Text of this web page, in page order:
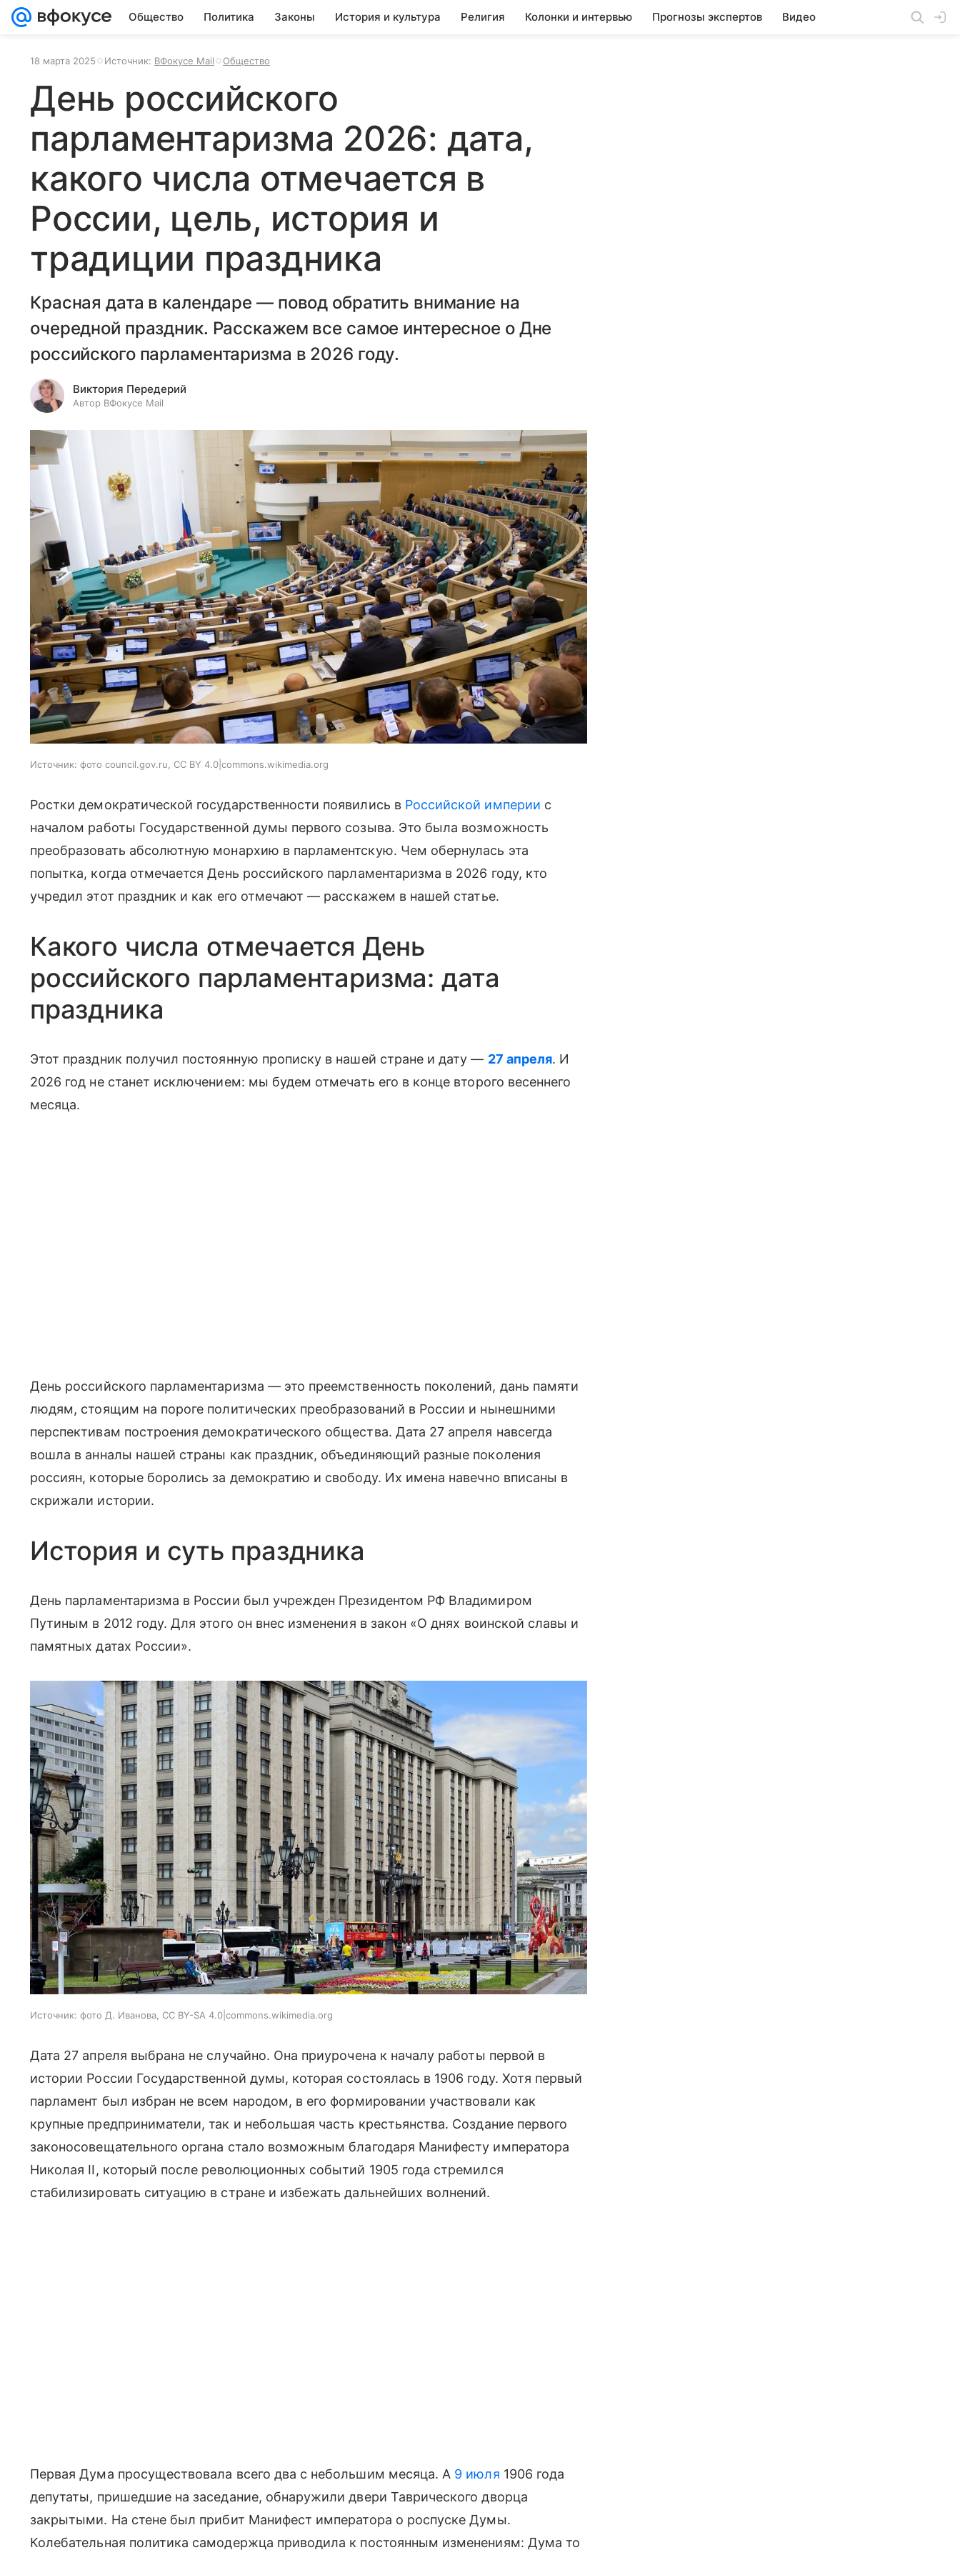
Общество Политика Законы История и культура Религия Колонки и интервью Прогнозы экспертов Видео
18 марта 2025 Источник: ВФокусе Mail Общество
День российского
парламентаризма 2026: дата,
какого числа отмечается в
России, цель, история и
традиции праздника
Красная дата в календаре — повод обратить внимание на
очередной праздник. Расскажем все самое интересное о Дне
российского парламентаризма в 2026 году.
Виктория Передерий
Автор ВФокусе Mail
Источник: фото council.gov.ru, CC BY 4.0|commons.wikimedia.org
Ростки демократической государственности появились в Российской империи с
началом работы Государственной думы первого созыва. Это была возможность
преобразовать абсолютную монархию в парламентскую. Чем обернулась эта
попытка, когда отмечается День российского парламентаризма в 2026 году, кто
учредил этот праздник и как его отмечают — расскажем в нашей статье.
Какого числа отмечается День
российского парламентаризма: дата
праздника
Этот праздник получил постоянную прописку в нашей стране и дату — 27 апреля. И
2026 год не станет исключением: мы будем отмечать его в конце второго весеннего
месяца.
День российского парламентаризма — это преемственность поколений, дань памяти
людям, стоящим на пороге политических преобразований в России и нынешними
перспективам построения демократического общества. Дата 27 апреля навсегда
вошла в анналы нашей страны как праздник, объединяющий разные поколения
россиян, которые боролись за демократию и свободу. Их имена навечно вписаны в
скрижали истории.
История и суть праздника
День парламентаризма в России был учрежден Президентом РФ Владимиром
Путиным в 2012 году. Для этого он внес изменения в закон «О днях воинской славы и
памятных датах России».
Источник: фото Д. Иванова, CC BY-SA 4.0|commons.wikimedia.org
Дата 27 апреля выбрана не случайно. Она приурочена к началу работы первой в
истории России Государственной думы, которая состоялась в 1906 году. Хотя первый
парламент был избран не всем народом, в его формировании участвовали как
крупные предприниматели, так и небольшая часть крестьянства. Создание первого
законосовещательного органа стало возможным благодаря Манифесту императора
Николая II, который после революционных событий 1905 года стремился
стабилизировать ситуацию в стране и избежать дальнейших волнений.
Первая Дума просуществовала всего два с небольшим месяца. А 9 июля 1906 года
депутаты, пришедшие на заседание, обнаружили двери Таврического дворца
закрытыми. На стене был прибит Манифест императора о роспуске Думы.
Колебательная политика самодержца приводила к постоянным изменениям: Дума то